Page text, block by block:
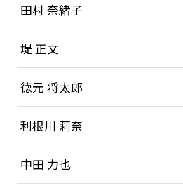
田村 奈緒子
堤 正文
徳元 将太郎
利根川 莉奈
中田 力也